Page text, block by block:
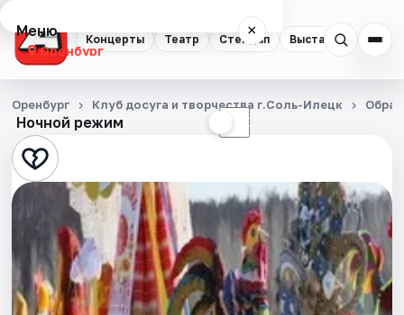
Концерты Театр Стендап Выставки
Меню ×
Оренбург
Концерты
Театр
Стендап
Выставки
Квесты
Экскурсии
Ночной режим ☾
Оренбург Клуб досуга и творчества г.Соль-Илецк